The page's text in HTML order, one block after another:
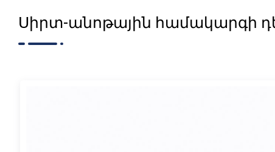
Սիրտ-անոթային համակարգի